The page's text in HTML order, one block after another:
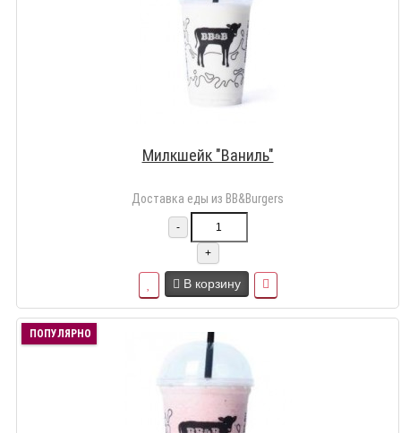
Милкшейк "Ваниль"
Доставка еды из BB&Burgers
-
+
В корзину
ПОПУЛЯРНО